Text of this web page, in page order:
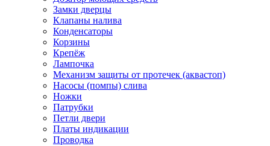
Замки дверцы
Клапаны налива
Конденсаторы
Корзины
Крепёж
Лампочка
Механизм защиты от протечек (аквастоп)
Насосы (помпы) слива
Ножки
Патрубки
Петли двери
Платы индикации
Проводка